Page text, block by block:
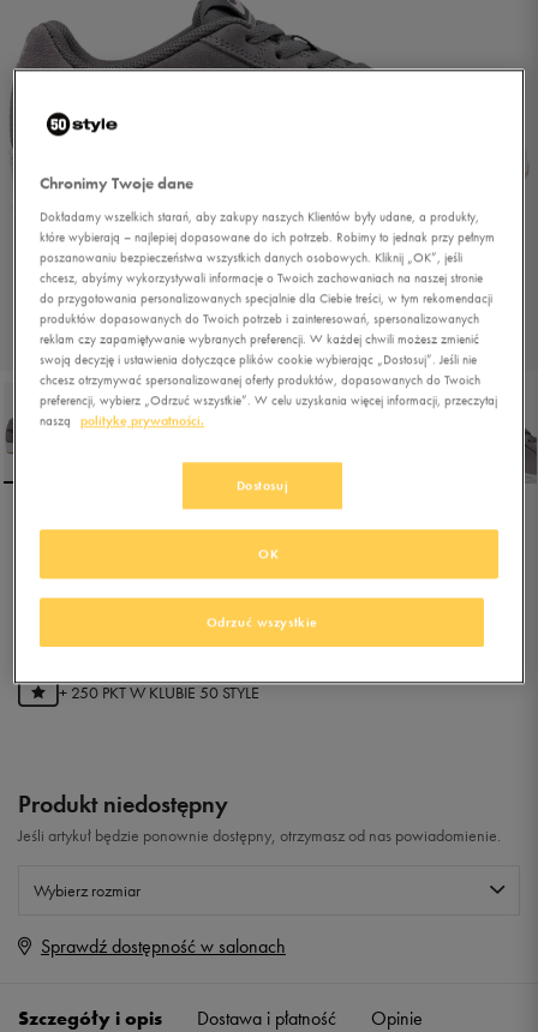
NIKE WMNS COURT
49,99złz Vat
+ 250 PKT WKLUBIE 50 STYLE
Produkt niedostępny
Jeśli artykuł będzie ponownie dostępny, otrzymasz od nas powiadomienie.
Wybierz rozmiar
Rozmiary EU
Sprawdź dostępność w salonach
Szczegóły i opis Dostawa i płatność Opinie
Chronimy Twoje dane
Dokładamy wszelkich starań, aby zakupy naszych Klientów były udane, a produkty,
które wybierają – najlepiej dopasowane do ich potrzeb. Robimy to jednak przy pełnym
poszanowaniu bezpieczeństwa wszystkich danych osobowych. Kliknij „OK”, jeśli
chcesz, abyśmy wykorzystywali informacje o Twoich zachowaniach na naszej stronie
do przygotowania personalizowanych specjalnie dla Ciebie treści, w tym rekomendacji
produktów dopasowanych do Twoich potrzeb i zainteresowań, spersonalizowanych
reklam czy zapamiętywanie wybranych preferencji. W każdej chwili możesz zmienić
swoją decyzję i ustawienia dotyczące plików cookie wybierając „Dostosuj”. Jeśli nie
chcesz otrzymywać spersonalizowanej oferty produktów, dopasowanych do Twoich
preferencji, wybierz „Odrzuć wszystkie”. W celu uzyskania więcej informacji, przeczytaj
naszą
politykę prywatności.
Dostosuj
Odrzuć wszystkie
OK